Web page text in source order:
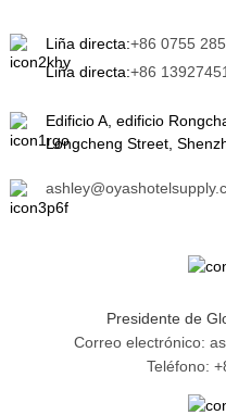
Liña directa:+86 0755
Liña directa:+86
Edificio A, edificio
Longcheng Street,
Presidente de
Correo electrónico:
Teléfono: